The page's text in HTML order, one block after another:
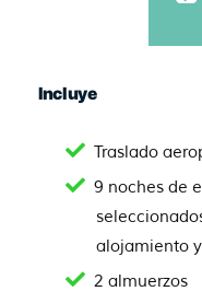
Incluye
Traslado
9 noches de
alojamiento
2 almuerzos